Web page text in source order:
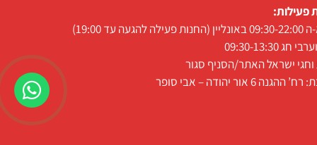
פעילות:
להגעה עד 19:00)
חג 09:30-13:30
ישראל האתר/הסניף סגור
6 אור יהודה – אבי סופר